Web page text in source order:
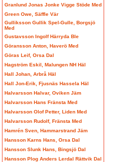
Granlund Jonas Jonke Vigge Stöde Med
Green Owe, Säffle Vär
Gulliksson Gullik Spel-Gulle, Borgsjö
Med
Gustavsson Ingolf Härryda Ble
Göransson Anton, Haverö Med
Göras Leif, Orsa Dal
Hagström Eskil, Malungen NH Häl
Hall Johan, Arbrå Häl
Hall Jon-Erik, Fjusnäs Hassela Häl
Halvarsson Halvar, Oviken Jäm
Halvarsson Hans Fränsta Med
Halvarsson Olof Petter, Liden Med
Halvarsson Rudolf, Fränsta Med
Hamrén Sven, Hammarstrand Jäm
Hansson Karns Hans, Orsa Dal
Hansson Slunk Hans, Bingsjö Dal
Hansson Plog Anders Lerdal Rättvik Dal